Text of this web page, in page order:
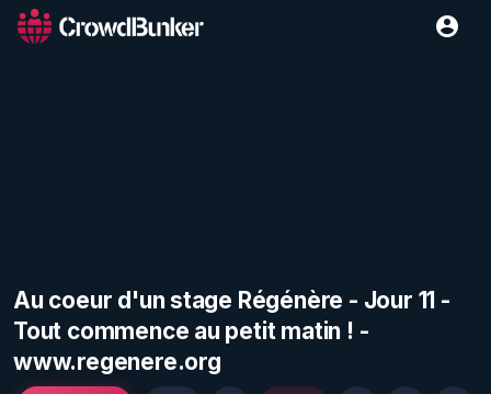
Au coeur d'un stage Régénère - Jour 11 -
Tout commence au petit matin ! -
www.regenere.org